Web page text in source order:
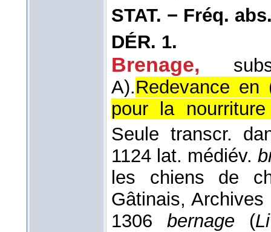
STAT. − Fréq.
DÉR. 1.
Brenage,
A).Redevance
pour la
Seule transcr.
1124 lat. médiév.
les chiens de
Gâtinais,
1306bernage (